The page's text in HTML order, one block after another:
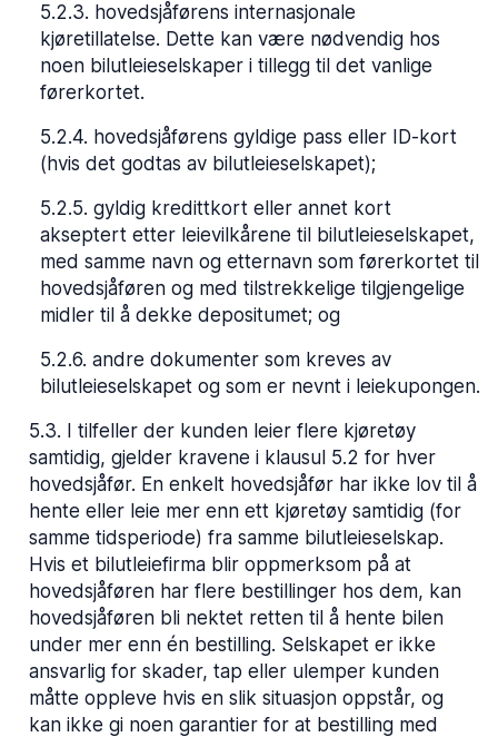
5.2.3. hovedsjåførens internasjonale
kjøretillatelse. Dette kan være nødvendig hos
noen bilutleieselskaper i tillegg til det vanlige
førerkortet.
5.2.4. hovedsjåførens gyldige pass eller ID-kort
(hvis det godtas av bilutleieselskapet);
5.2.5. gyldig kredittkort eller annet kort
akseptert etter leievilkårene til bilutleieselskapet,
med samme navn og etternavn som førerkortet til
hovedsjåføren og med tilstrekkelige tilgjengelige
midler til å dekke depositumet; og
5.2.6. andre dokumenter som kreves av
bilutleieselskapet og som er nevnt i leiekupongen.
5.3.
I tilfeller der kunden leier flere kjøretøy
samtidig, gjelder kravene i klausul 5.2 for hver
hovedsjåfør. En enkelt hovedsjåfør har ikke lov til å
hente eller leie mer enn ett kjøretøy samtidig (for
samme tidsperiode) fra samme bilutleieselskap.
Hvis et bilutleiefirma blir oppmerksom på at
hovedsjåføren har flere bestillinger hos dem, kan
hovedsjåføren bli nektet retten til å hente bilen
under mer enn én bestilling. Selskapet er ikke
ansvarlig for skader, tap eller ulemper kunden
måtte oppleve hvis en slik situasjon oppstår, og
kan ikke gi noen garantier for at bestilling med